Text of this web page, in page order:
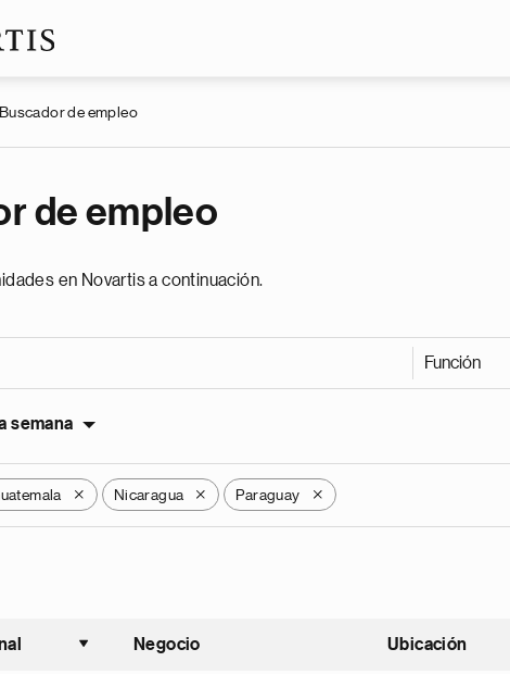
Buscador de empleo
de empleo
en Novartis a continuación.
Función
semana
X Nicaragua X Paraguay X
Ordenar ascendente
Negocio Ubicación